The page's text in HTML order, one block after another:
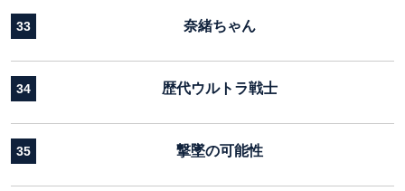
33 奈緒ちゃん
34 歴代ウルトラ戦士
35 撃墜の可能性